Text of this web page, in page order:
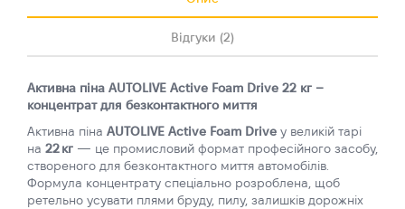
Відгуки (2)
Активна піна AUTOLIVE Active Foam Drive 22 кг –
концентрат для безконтактного миття
Активна піна AUTOLIVE Active Foam Drive у великій тарі
на 22 кг — це промисловий формат професійного засобу,
створеного для безконтактного миття автомобілів.
Формула концентрату спеціально розроблена, щоб
ретельно усувати плями бруду, пилу, залишків дорожніх